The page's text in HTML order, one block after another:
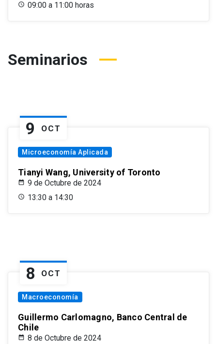
09:00 a 11:00 horas
Seminarios
9 OCT
Microeconomía Aplicada
Tianyi Wang, University of Toronto
9 de Octubre de 2024
13:30 a 14:30
8 OCT
Macroeconomía
Guillermo Carlomagno, Banco Central de
Chile
8 de Octubre de 2024